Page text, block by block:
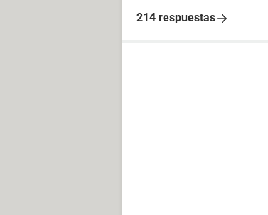
214 respuestas